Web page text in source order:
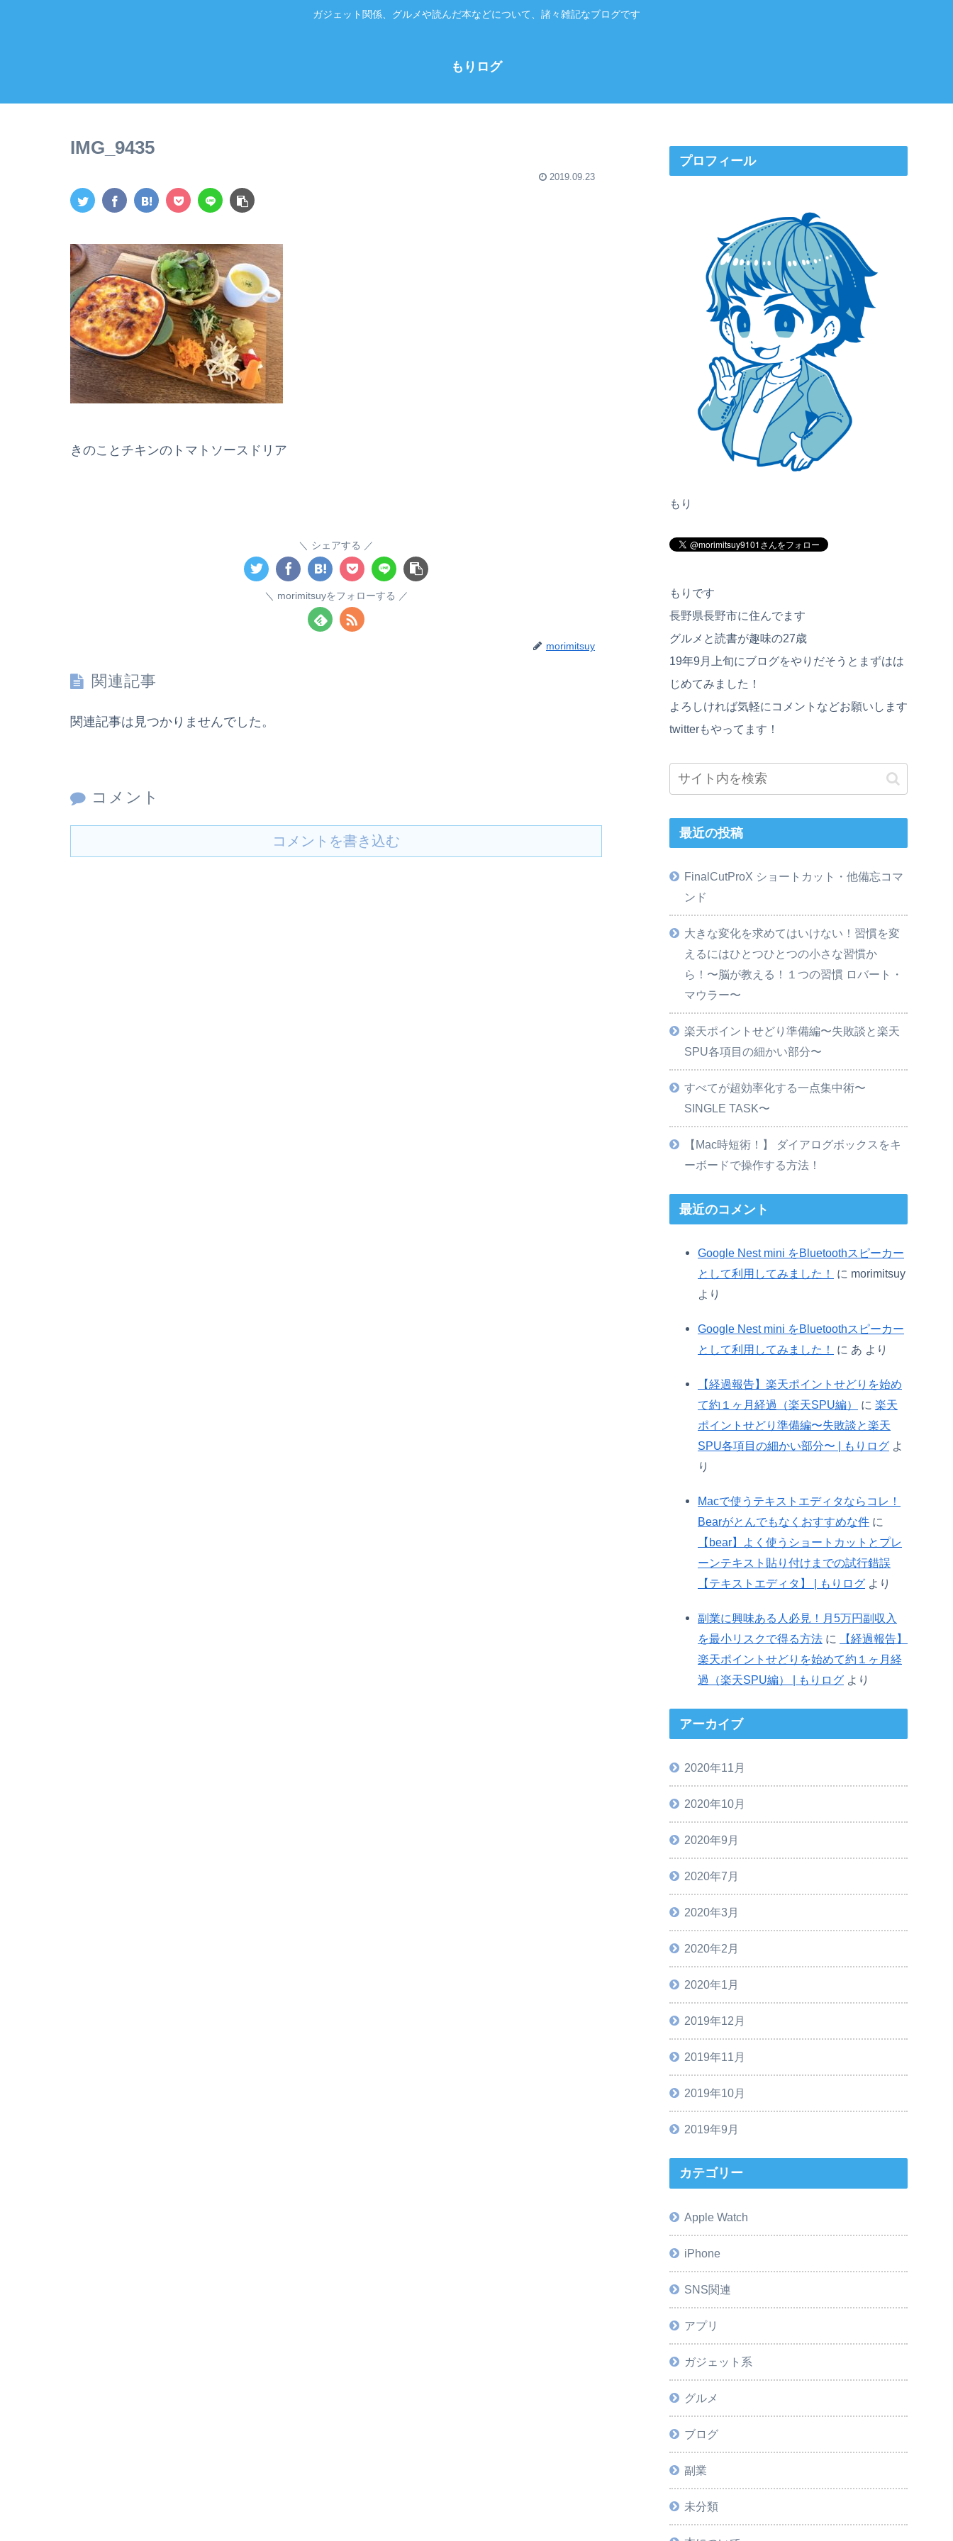
ガジェット関係、グルメや読んだ本などについて、諸々雑記なブログです
もりログ
IMG_9435
2019.09.23
きのことチキンのトマトソースドリア
シェアする
morimitsuyをフォローする
morimitsuy
関連記事
関連記事は見つかりませんでした。
コメント
コメントを書き込む
プロフィール
もり
もりです
長野県長野市に住んでます
グルメと読書が趣味の27歳
19年9月上旬にブログをやりだそうとまずはは
じめてみました！
よろしければ気軽にコメントなどお願いします
twitterもやってます！
最近の投稿
FinalCutProX ショートカット・他備忘コマ
ンド
大きな変化を求めてはいけない！習慣を変
えるにはひとつひとつの小さな習慣か
ら！〜脳が教える！１つの習慣 ロバート・
マウラー〜
楽天ポイントせどり準備編〜失敗談と楽天
SPU各項目の細かい部分〜
すべてが超効率化する一点集中術〜
SINGLE TASK〜
【Mac時短術！】 ダイアログボックスをキ
ーボードで操作する方法！
最近のコメント
Google Nest mini をBluetoothスピーカー
として利用してみました！
に morimitsuy
より
Google Nest mini をBluetoothスピーカー
として利用してみました！
に あ より
【経過報告】楽天ポイントせどりを始め
て約１ヶ月経過（楽天SPU編）
に 楽天
ポイントせどり準備編〜失敗談と楽天
SPU各項目の細かい部分〜 | もりログ よ
り
Macで使うテキストエディタならコレ！
Bearがとんでもなくおすすめな件 に
【bear】よく使うショートカットとプレ
ーンテキスト貼り付けまでの試行錯誤
【テキストエディタ】 | もりログ より
副業に興味ある人必見！月5万円副収入
を最小リスクで得る方法 に
【経過報告】
楽天ポイントせどりを始めて約１ヶ月経
過（楽天SPU編） | もりログ より
アーカイブ
2020年11月
2020年10月
2020年9月
2020年7月
2020年3月
2020年2月
2020年1月
2019年12月
2019年11月
2019年10月
2019年9月
カテゴリー
Apple Watch
iPhone
SNS関連
アプリ
ガジェット系
グルメ
ブログ
副業
未分類